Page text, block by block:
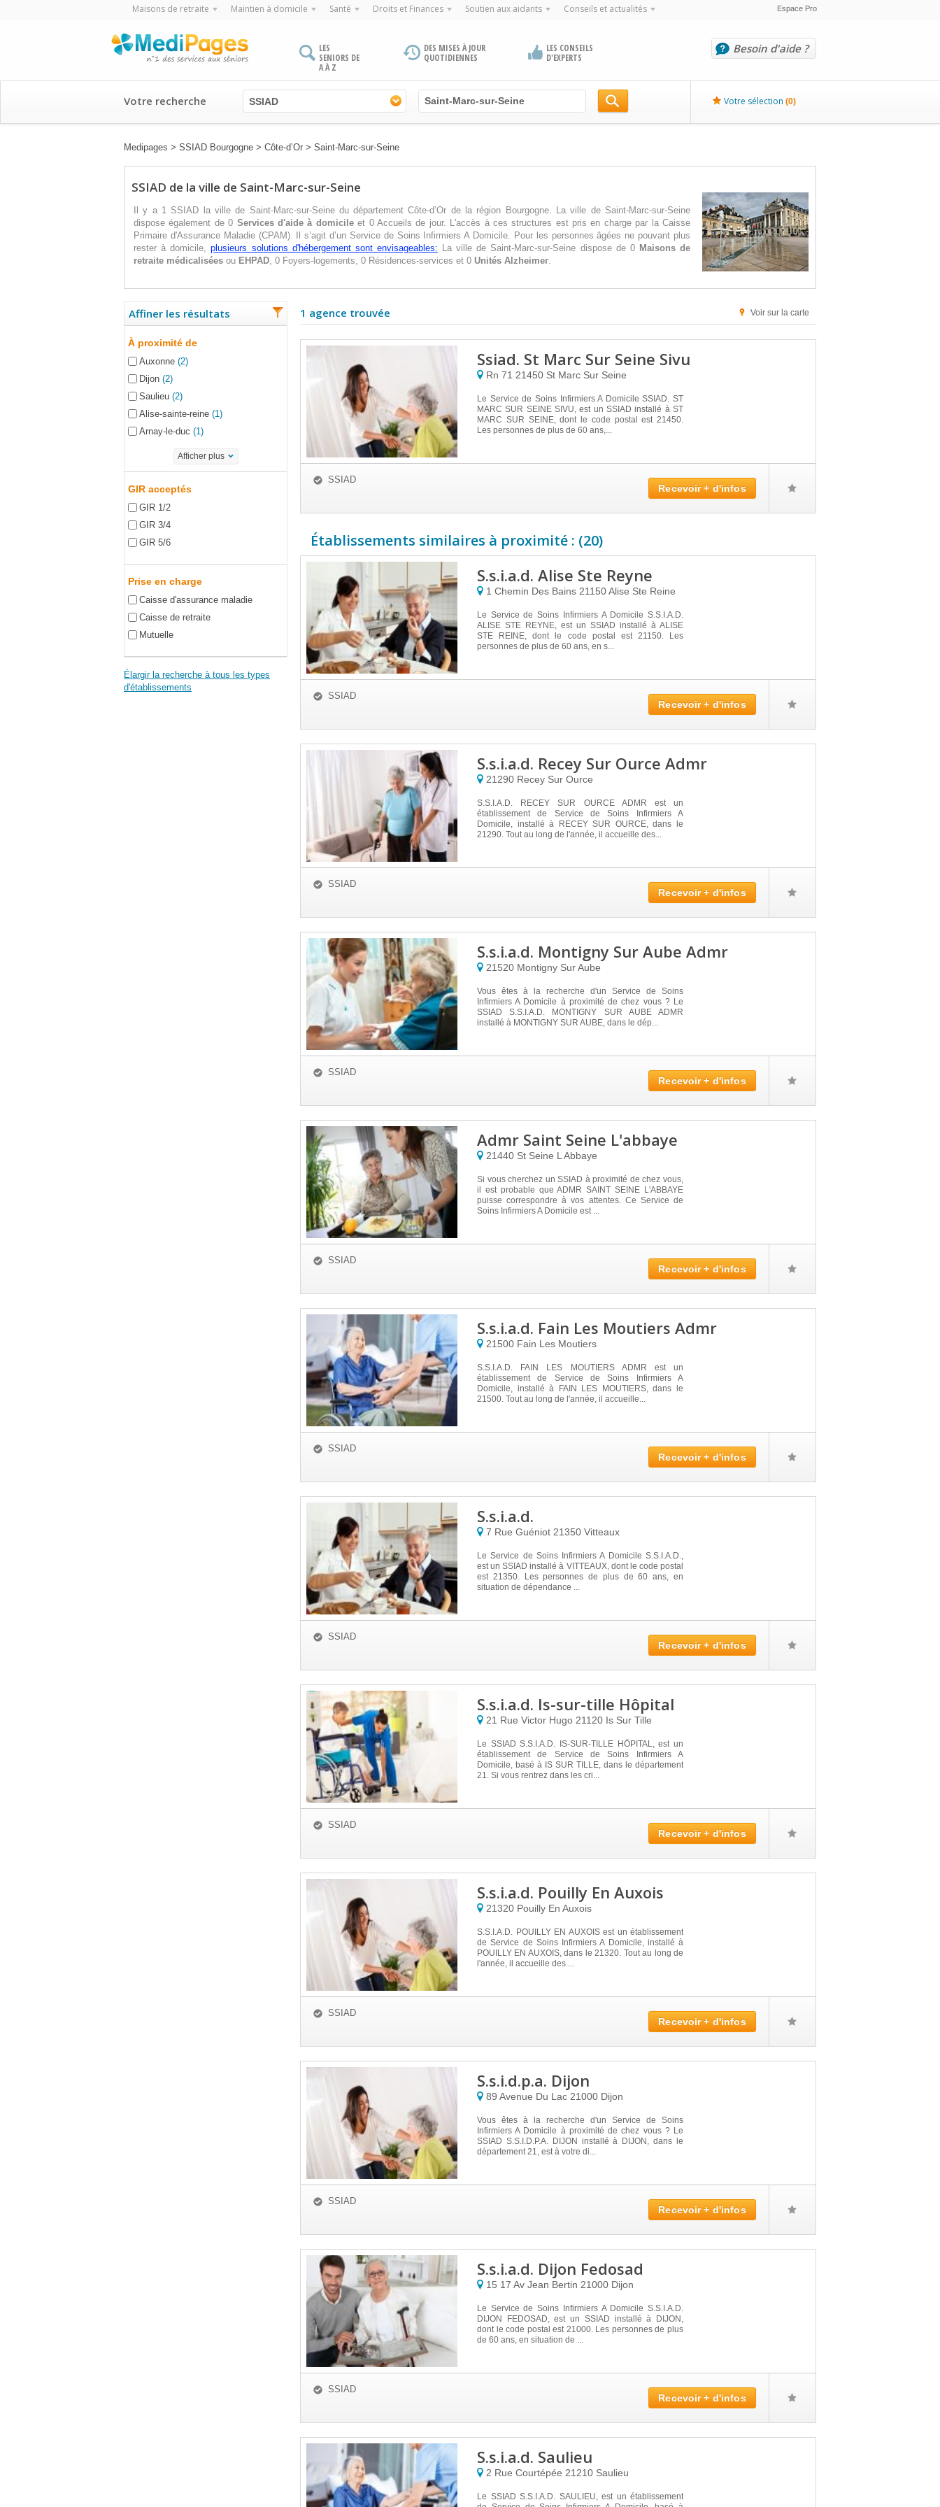
Maisons de retraite Maintien à domicile Santé Droits et Finances Soutien aux aidants Conseils et actualités Espace Pro
LES
SENIORS DE
A À Z
DES MISES À JOUR
QUOTIDIENNES
LES CONSEILS
D'EXPERTS
Besoin d'aide ?
Votre recherche SSIAD Votre sélection (0)
Medipages > SSIAD Bourgogne > Côte-d’Or > Saint-Marc-sur-Seine
SSIAD de la ville de Saint-Marc-sur-Seine
Il y a 1 SSIAD la ville de Saint-Marc-sur-Seine du département Côte-d’Or de la région Bourgogne. La ville de Saint-Marc-sur-Seine
dispose également de 0 Services d'aide à domicileet 0 Accueils de jour. L'accès à ces structures est pris en charge par la Caisse
Primaire d'Assurance Maladie (CPAM). Il s’agit d’un Service de Soins Infirmiers A Domicile. Pour les personnes âgées ne pouvant plus
rester à domicile,plusieurs solutions d'hébergement sont envisageables: La ville de Saint-Marc-sur-Seine dispose de 0 Maisons de
retraite médicalisées ou EHPAD, 0 Foyers-logements, 0 Résidences-services et 0 Unités Alzheimer.
Affiner les résultats
À proximité de
Auxonne (2)
Dijon (2)
Saulieu (2)
Alise-sainte-reine (1)
Arnay-le-duc (1)
Afficher plus
GIR acceptés
GIR 1/2
GIR 3/4
GIR 5/6
Prise en charge
Caisse d'assurance maladie
Caisse de retraite
Mutuelle
Élargir la recherche à tous les types
d'établissements
1 agence trouvée Voir sur la carte
Ssiad. St Marc Sur Seine Sivu
Rn 71 21450 St Marc Sur Seine
Le Service de Soins Infirmiers A Domicile SSIAD. ST
MARC SUR SEINE SIVU, est un SSIAD installé à ST
MARC SUR SEINE, dont le code postal est 21450.
Les personnes de plus de 60 ans,...
SSIAD
Recevoir + d'infos
Établissements similaires à proximité : (20)
S.s.i.a.d. Alise Ste Reyne
1 Chemin Des Bains 21150Alise Ste Reine
Le Service de Soins Infirmiers A Domicile S.S.I.A.D.
ALISE STE REYNE, est un SSIAD installé à ALISE
STE REINE, dont le code postal est 21150. Les
personnes de plus de 60 ans, en s...
SSIAD
Recevoir + d'infos
S.s.i.a.d. Recey Sur Ource Admr
21290 Recey Sur Ource
S.S.I.A.D. RECEY SUR OURCE ADMR est un
établissement de Service de Soins Infirmiers A
Domicile, installé à RECEY SUR OURCE, dans le
21290. Tout au long de l'année, il accueille des...
SSIAD
Recevoir + d'infos
S.s.i.a.d. Montigny Sur Aube Admr
21520 Montigny Sur Aube
Vous êtes à la recherche d'un Service de Soins
Infirmiers A Domicile à proximité de chez vous ? Le
SSIAD S.S.I.A.D. MONTIGNY SUR AUBE ADMR
installé à MONTIGNY SUR AUBE, dans le dép...
SSIAD
Recevoir + d'infos
Admr Saint Seine L'abbaye
21440 St Seine L Abbaye
Si vous cherchez un SSIAD à proximité de chez vous,
il est probable que ADMR SAINT SEINE L'ABBAYE
puisse correspondre à vos attentes. Ce Service de
Soins Infirmiers A Domicile est ...
SSIAD
Recevoir + d'infos
S.s.i.a.d. Fain Les Moutiers Admr
21500 Fain Les Moutiers
S.S.I.A.D. FAIN LES MOUTIERS ADMR est un
établissement de Service de Soins Infirmiers A
Domicile, installé à FAIN LES MOUTIERS, dans le
21500. Tout au long de l'année, il accueille...
SSIAD
Recevoir + d'infos
S.s.i.a.d.
7 Rue Guéniot 21350 Vitteaux
Le Service de Soins Infirmiers A Domicile S.S.I.A.D.,
est un SSIAD installé à VITTEAUX, dont le code postal
est 21350. Les personnes de plus de 60 ans, en
situation de dépendance ...
SSIAD
Recevoir + d'infos
S.s.i.a.d. Is-sur-tille Hôpital
21 Rue Victor Hugo 21120 Is Sur Tille
Le SSIAD S.S.I.A.D. IS-SUR-TILLE HÔPITAL, est un
établissement de Service de Soins Infirmiers A
Domicile, basé à IS SUR TILLE, dans le département
21. Si vous rentrez dans les cri...
SSIAD
Recevoir + d'infos
S.s.i.a.d. Pouilly En Auxois
21320 Pouilly En Auxois
S.S.I.A.D. POUILLY EN AUXOIS est un établissement
de Service de Soins Infirmiers A Domicile, installé à
POUILLY EN AUXOIS, dans le 21320. Tout au long de
l'année, il accueille des ...
SSIAD
Recevoir + d'infos
S.s.i.d.p.a. Dijon
89 Avenue Du Lac 21000 Dijon
Vous êtes à la recherche d'un Service de Soins
Infirmiers A Domicile à proximité de chez vous ? Le
SSIAD S.S.I.D.P.A. DIJON installé à DIJON, dans le
département 21, est à votre di...
SSIAD
Recevoir + d'infos
S.s.i.a.d. Dijon Fedosad
15 17 Av Jean Bertin 21000 Dijon
Le Service de Soins Infirmiers A Domicile S.S.I.A.D.
DIJON FEDOSAD, est un SSIAD installé à DIJON,
dont le code postal est 21000. Les personnes de plus
de 60 ans, en situation de ...
SSIAD
Recevoir + d'infos
S.s.i.a.d. Saulieu
2 Rue Courtépée 21210 Saulieu
Le SSIAD S.S.I.A.D. SAULIEU, est un établissement